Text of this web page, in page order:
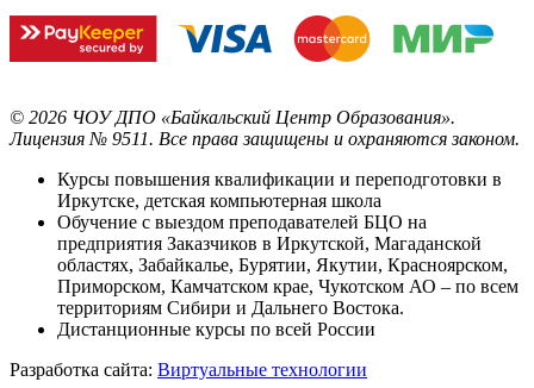
© 2026 ЧОУ ДПО «Байкальский Центр Образования».
Лицензия № 9511. Все права защищены и охраняются законом.
Курсы повышения квалификации и переподготовки в
Иркутске, детская компьютерная школа
Обучение с выездом преподавателей БЦО на
предприятия Заказчиков в Иркутской, Магаданской
областях, Забайкалье, Бурятии, Якутии, Красноярском,
Приморском, Камчатском крае, Чукотском АО – по всем
территориям Сибири и Дальнего Востока.
Дистанционные курсы по всей России
Разработка сайта: Виртуальные технологии